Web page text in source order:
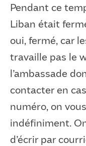
Pendant ce
Liban était
oui, fermé, car
travaille pas le
l’ambassade
contacter en
numéro, on
indéfiniment.
d’écrir par